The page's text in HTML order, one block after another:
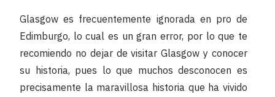
Glasgow es frecuentemente ignorada en pro de
Edimburgo, lo cual es un gran error, por lo que te
recomiendo no dejar de visitar Glasgow y conocer
su historia, pues lo que muchos desconocen es
precisamente la maravillosa historia que ha vivido